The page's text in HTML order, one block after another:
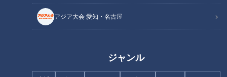
アジア大会 愛知・名古屋
ジャンル
日本最古の現役駅舎で一杯！亀
崎の酒蔵が仕掛けるイベント